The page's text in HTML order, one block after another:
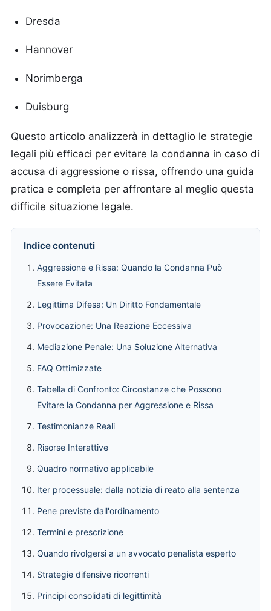
Dresda
Hannover
Norimberga
Duisburg
Questo articolo analizzerà in dettaglio le strategie
legali più efficaci per evitare la condanna in caso di
accusa di aggressione o rissa, offrendo una guida
pratica e completa per affrontare al meglio questa
difficile situazione legale.
Indice contenuti
Aggressione e Rissa: Quando la Condanna Può
Essere Evitata
Legittima Difesa: Un Diritto Fondamentale
Provocazione: Una Reazione Eccessiva
Mediazione Penale: Una Soluzione Alternativa
FAQ Ottimizzate
Tabella di Confronto: Circostanze che Possono
Evitare la Condanna per Aggressione e Rissa
Testimonianze Reali
Risorse Interattive
Quadro normativo applicabile
Iter processuale: dalla notizia di reato alla sentenza
Pene previste dall'ordinamento
Termini e prescrizione
Quando rivolgersi a un avvocato penalista esperto
Strategie difensive ricorrenti
Principi consolidati di legittimità